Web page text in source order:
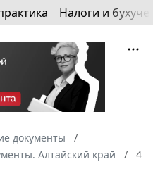
Налоги и
документы
Алтайский край
4